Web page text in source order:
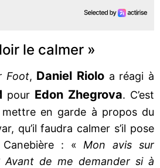
le calmer »
Foot, Daniel Riolo a réagi à
pour Edon Zhegrova. C’est
mettre en garde à propos du
qu’il faudra calmer s’il pose
: « Mon avis sur
Avant de me demander si à